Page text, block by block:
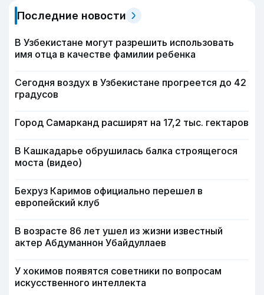
Последние новости
В Узбекистане могут разрешить использовать
имя отца в качестве фамилии ребенка
Сегодня воздух в Узбекистане прогреется до 42
градусов
Город Самарканд расширят на 17,2 тыс. гектаров
В Кашкадарье обрушилась балка строящегося
моста (видео)
Бехруз Каримов официально перешел в
европейский клуб
В возрасте 86 лет ушел из жизни известный
актер Абдуманнон Убайдуллаев
У хокимов появятся советники по вопросам
искусственного интеллекта